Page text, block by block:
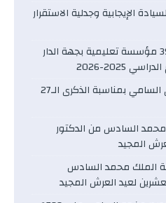
الإيجابية وجدلية الاستقرار
الدكتور نوفل كديلي يتفقد 39 مؤسسة تعليمية بجهة الدار
2026
النص الكامل للخطاب الملكي السامي بمناسبة الذكرى الـ27
محمد السادس من الدكتور
المجيد
الملك محمد السادس
لعيد العرش المجيد